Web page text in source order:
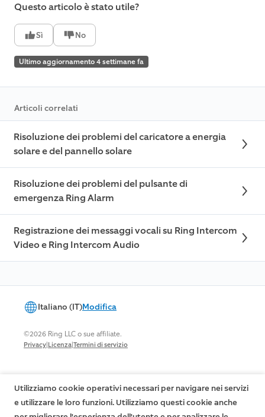
Questo articolo è stato utile?
Sì No
Ultimo aggiornamento 4 settimane fa
Articoli correlati
Risoluzione dei problemi del caricatore a energia
solare e del pannello solare
Risoluzione dei problemi del pulsante di
emergenza Ring Alarm
Registrazione dei messaggi vocali su Ring Intercom
Video e Ring Intercom Audio
Italiano (IT)Modifica
©2026 Ring LLC o sue affiliate.
Privacy|Licenza|Termini di servizio
Utilizziamo cookie operativi necessari per navigare nei servizi
e utilizzare le loro funzioni. Utilizziamo questi cookie anche